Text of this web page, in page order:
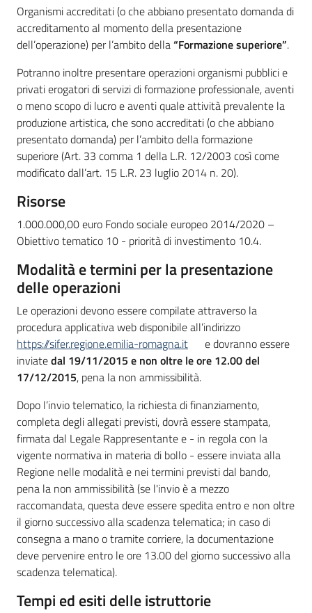
Organismi accreditati (o che abbiano presentato domanda di
accreditamento al momento della presentazione
dell’operazione) per l’ambito della“Formazione superiore”.
Potranno inoltre presentare operazioni organismi pubblici e
privati erogatori di servizi di formazione professionale, aventi
o meno scopo di lucro e aventi quale attività prevalente la
produzione artistica, che sono accreditati (o che abbiano
presentato domanda) per l’ambito della formazione
superiore (Art. 33 comma 1 della L.R. 12/2003 così come
modificato dall’art. 15 L.R. 23 luglio 2014 n. 20).
Risorse
1.000.000,00 euro Fondo sociale europeo 2014/2020 –
Obiettivo tematico 10 - priorità di investimento 10.4.
Modalità e termini per la presentazione
delle operazioni
Le operazioni devono essere compilate attraverso la
procedura applicativa web disponibile all’indirizzo
https://sifer.regione.emilia-romagna.it
e dovranno essere
inviatedal 19/11/2015 e non oltre le ore 12.00 del
17/12/2015, pena la non ammissibilità.
Dopo l’invio telematico, la richiesta di finanziamento,
completa degli allegati previsti, dovrà essere stampata,
firmata dal Legale Rappresentante e - in regola con la
vigente normativa in materia di bollo - essere inviata alla
Regione nelle modalità e nei termini previsti dal bando,
pena la non ammissibilità (se l'invio è a mezzo
raccomandata, questa deve essere spedita entro e non oltre
il giorno successivo alla scadenza telematica; in caso di
consegna a mano o tramite corriere, la documentazione
deve pervenire entro le ore 13.00 del giorno successivo alla
scadenza telematica).
Tempi ed esiti delle istruttorie